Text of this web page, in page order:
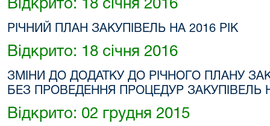
Відкрито: 18 січня 2016
РІЧНИЙ ПЛАН ЗАКУПІВЕЛЬ НА 2016 РІК
Відкрито: 18 січня 2016
ЗМІНИ ДО ДОДАТКУ ДО РІЧНОГО ПЛАНУ
БЕЗ ПРОВЕДЕННЯ ПРОЦЕДУР ЗАКУПІВЕЛЬ
Відкрито: 02 грудня 2015